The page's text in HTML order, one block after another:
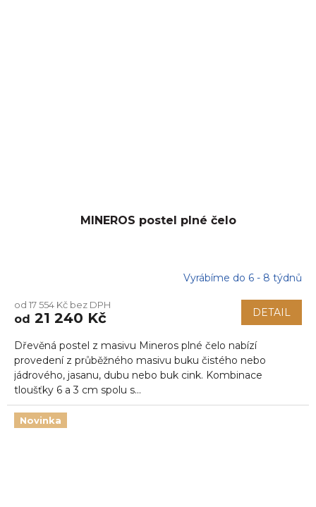
MINEROS postel plné čelo
Vyrábíme do 6 - 8 týdnů
od 17 554 Kč bez DPH
od 21 240 Kč DETAIL
Dřevěná postel z masivu Mineros plné čelo nabízí
provedení z průběžného masivu buku čistého nebo
jádrového, jasanu, dubu nebo buk cink. Kombinace
tloušťky 6 a 3 cm spolu s...
Novinka